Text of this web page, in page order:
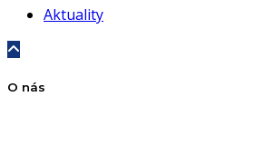
Aktuality
O nás